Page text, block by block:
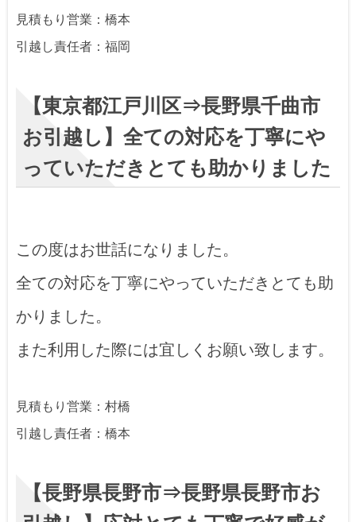
見積もり営業：橋本
引越し責任者：福岡
【東京都江戸川区⇒長野県千曲市
お引越し】全ての対応を丁寧にや
っていただきとても助かりました
この度はお世話になりました。
全ての対応を丁寧にやっていただきとても助
かりました。
また利用した際には宜しくお願い致します。
見積もり営業：村橋
引越し責任者：橋本
【長野県長野市⇒長野県長野市お